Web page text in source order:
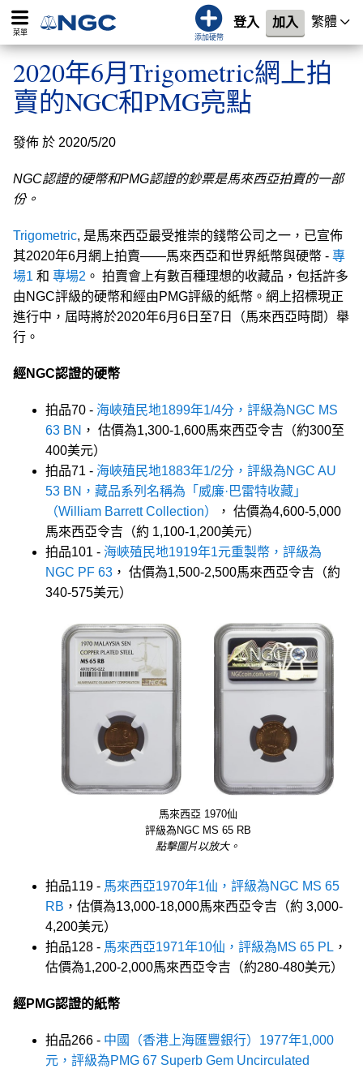
菜單
添加硬幣
登入 加入 繁體
2020年6月Trigometric網上拍
賣的NGC和PMG亮點
發佈 於 2020/5/20
NGC認證的硬幣和PMG認證的鈔票是馬來西亞拍賣的一部
份。
Trigometric, 是馬來西亞最受推崇的錢幣公司之一，已宣佈
其2020年6月網上拍賣——馬來西亞和世界紙幣與硬幣 - 專
場1 和 專場2 。 拍賣會上有數百種理想的收藏品，包括許多
由NGC評級的硬幣和經由PMG評級的紙幣。網上招標現正
進行中，屆時將於2020年6月6日至7日（馬來西亞時間）舉
行。
經NGC認證的硬幣
拍品70 - 海峽殖民地1899年1/4分，評級為NGC MS
63 BN ， 估價為1,300-1,600馬來西亞令吉（約300至
400美元）
拍品71 - 海峽殖民地1883年1/2分，評級為NGC AU
53 BN，藏品系列名稱為「威廉·巴雷特收藏」
（William Barrett Collection）
， 估價為4,600-5,000
馬來西亞令吉（約 1,100-1,200美元）
拍品101 - 海峽殖民地1919年1元重製幣，評級為
NGC PF 63 ， 估價為1,500-2,500馬來西亞令吉（約
340-575美元）
馬來西亞 1970仙
評級為NGC MS 65 RB
點擊圖片以放大。
拍品119 - 馬來西亞1970年1仙，評級為NGC MS 65
RB ，估價為13,000-18,000馬來西亞令吉（約 3,000-
4,200美元）
拍品128 - 馬來西亞1971年10仙，評級為MS 65 PL ，
估價為1,200-2,000馬來西亞令吉（約280-480美元）
經PMG認證的紙幣
拍品266 - 中國（香港上海匯豐銀行）1977年1,000
元，評級為PMG 67 Superb Gem Uncirculated